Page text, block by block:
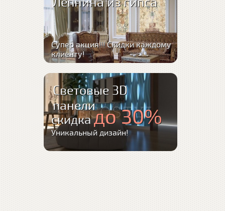
Супер акция!!! Скидки каждому
клиенту!
Световые 3D
панели
скидкадо 30%
Уникальный дизайн!